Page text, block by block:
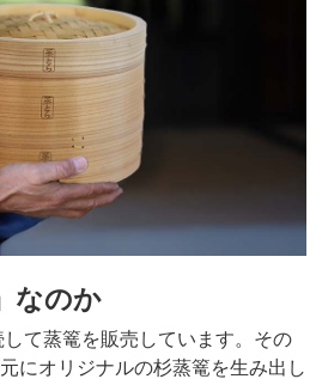
なのか
て蒸篭を販売しています。その
にオリジナルの杉蒸篭を生み出し